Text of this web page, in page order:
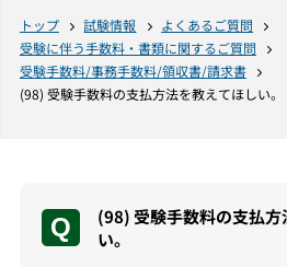
トップ 試験情報
よくあるご質問
受験に伴う手数料・書類に関するご質問
受験手数料/事務手数料/領収書/請求書
(98) 受験手数料の支払方法を教えてほしい。
(98) 受験手数料の支払方
い。